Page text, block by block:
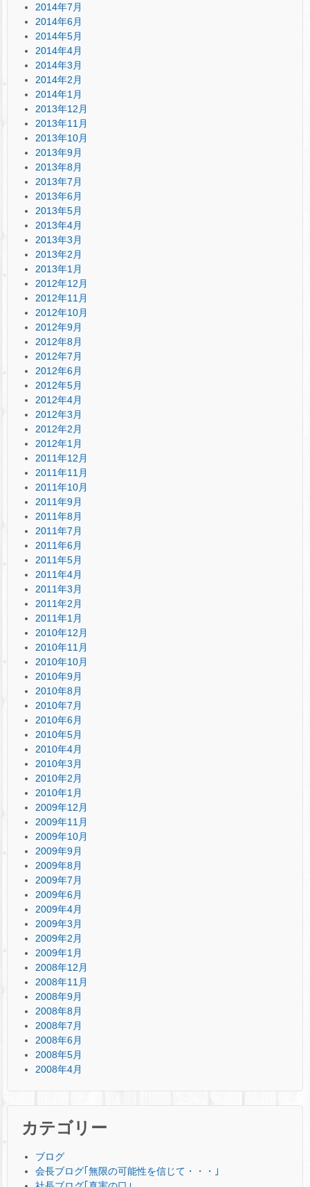
2014年7月
2014年6月
2014年5月
2014年4月
2014年3月
2014年2月
2014年1月
2013年12月
2013年11月
2013年10月
2013年9月
2013年8月
2013年7月
2013年6月
2013年5月
2013年4月
2013年3月
2013年2月
2013年1月
2012年12月
2012年11月
2012年10月
2012年9月
2012年8月
2012年7月
2012年6月
2012年5月
2012年4月
2012年3月
2012年2月
2012年1月
2011年12月
2011年11月
2011年10月
2011年9月
2011年8月
2011年7月
2011年6月
2011年5月
2011年4月
2011年3月
2011年2月
2011年1月
2010年12月
2010年11月
2010年10月
2010年9月
2010年8月
2010年7月
2010年6月
2010年5月
2010年4月
2010年3月
2010年2月
2010年1月
2009年12月
2009年11月
2009年10月
2009年9月
2009年8月
2009年7月
2009年6月
2009年4月
2009年3月
2009年2月
2009年1月
2008年12月
2008年11月
2008年9月
2008年8月
2008年7月
2008年6月
2008年5月
2008年4月
カテゴリー
ブログ
会長ブログ｢無限の可能性を信じて・・・｣